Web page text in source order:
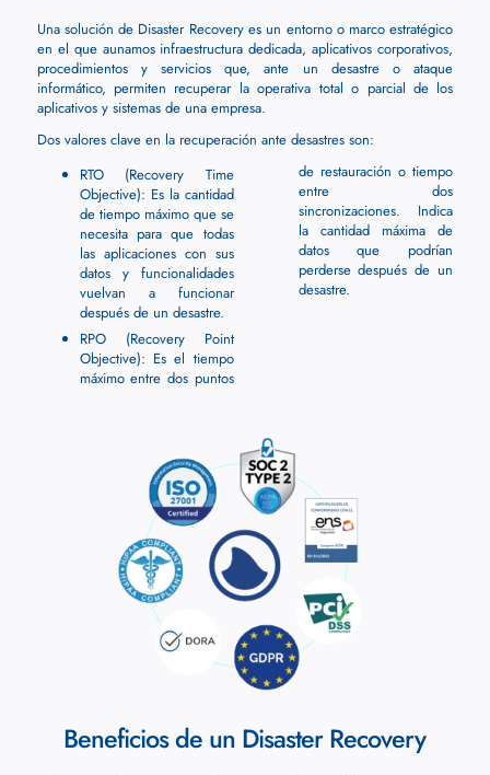
Una solución de Disaster Recovery es un entorno o marco estratégico
en el que aunamos infraestructura dedicada, aplicativos corporativos,
procedimientos y servicios que, ante un desastre o ataque
informático, permiten recuperar la operativa total o parcial de los
aplicativos y sistemas de una empresa.
Dos valores clave en la recuperación ante desastres son:
RTO (Recovery Time
Objective): Es la cantidad
de tiempo máximo que se
necesita para que todas
las aplicaciones con sus
datos y funcionalidades
vuelvan a funcionar
después de un desastre.
RPO (Recovery Point
Objective): Es el tiempo
máximo entre dos puntos
de restauración o tiempo
entre dos
sincronizaciones. Indica
la cantidad máxima de
datos que podrían
perderse después de un
desastre.
Beneficios de un Disaster Recovery